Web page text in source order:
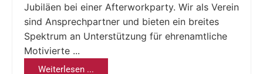
Jubiläen bei einer Afterworkparty. Wir als Verein
sind Ansprechpartner und bieten ein breites
Spektrum an Unterstützung für ehrenamtliche
Motivierte ...
Weiterlesen ...